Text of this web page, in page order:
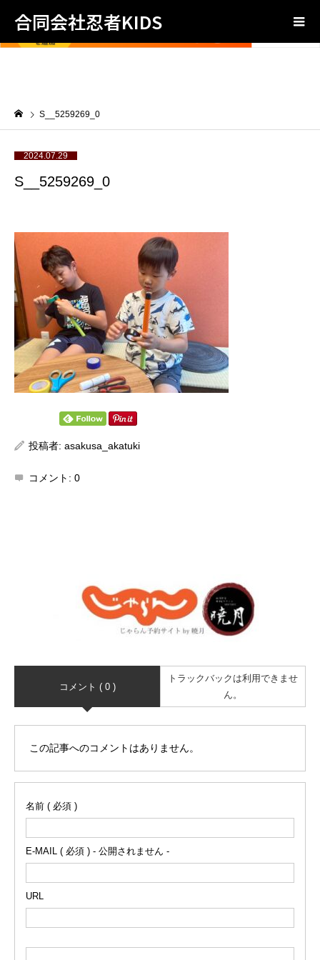
合同会社忍者KIDS
S__5259269_0
2024.07.29
S__5259269_0
投稿者: asakusa_akatuki
コメント: 0
コメント ( 0 )
トラックバックは利用できませ
ん。
この記事へのコメントはありません。
名前 ( 必須 )
E-MAIL ( 必須 ) - 公開されません -
URL